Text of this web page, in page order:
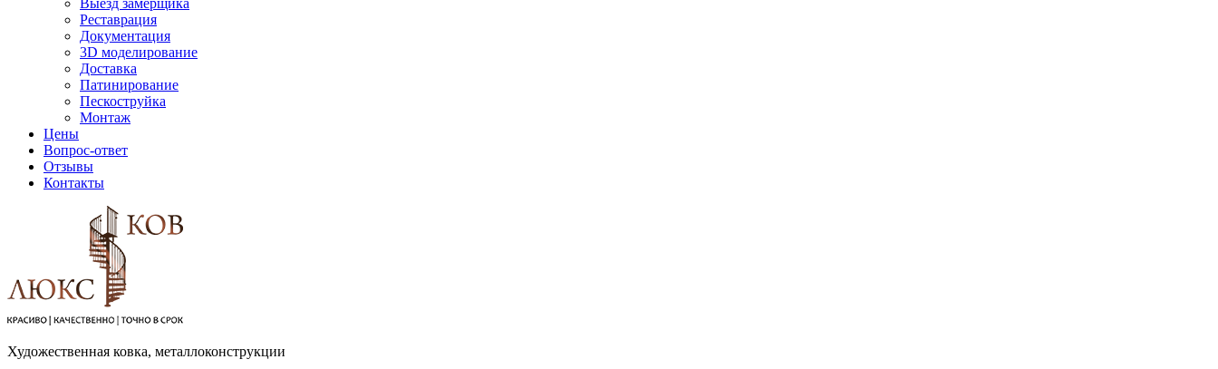
Выезд замерщика
Реставрация
Документация
3D моделирование
Доставка
Патинирование
Пескоструйка
Монтаж
Цены
Вопрос-ответ
Отзывы
Контакты
Художественная ковка, металлоконструкции